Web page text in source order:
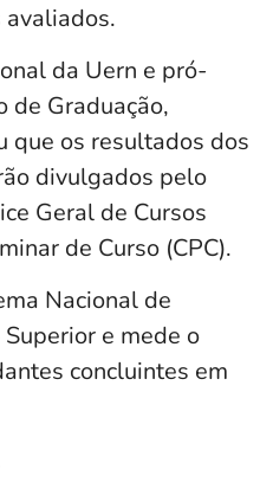
da Uern e pró-
de Graduação,
que os resultados dos
divulgados pelo
Geral de Cursos
de Curso (CPC).
Nacional de
e mede o
concluintes em